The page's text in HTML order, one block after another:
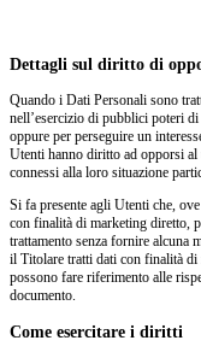
Dettagli sul diritto di
Quando i Dati Personali sono
nell’esercizio di pubblici poteri
oppure per perseguire un
Utenti hanno diritto ad opporsi
connessi alla loro situazione
Si fa presente agli Utenti che,
con finalità di marketing diretto,
trattamento senza fornire alcuna
il Titolare tratti dati con finalità
possono fare riferimento alle
documento.
Come esercitare i diritti